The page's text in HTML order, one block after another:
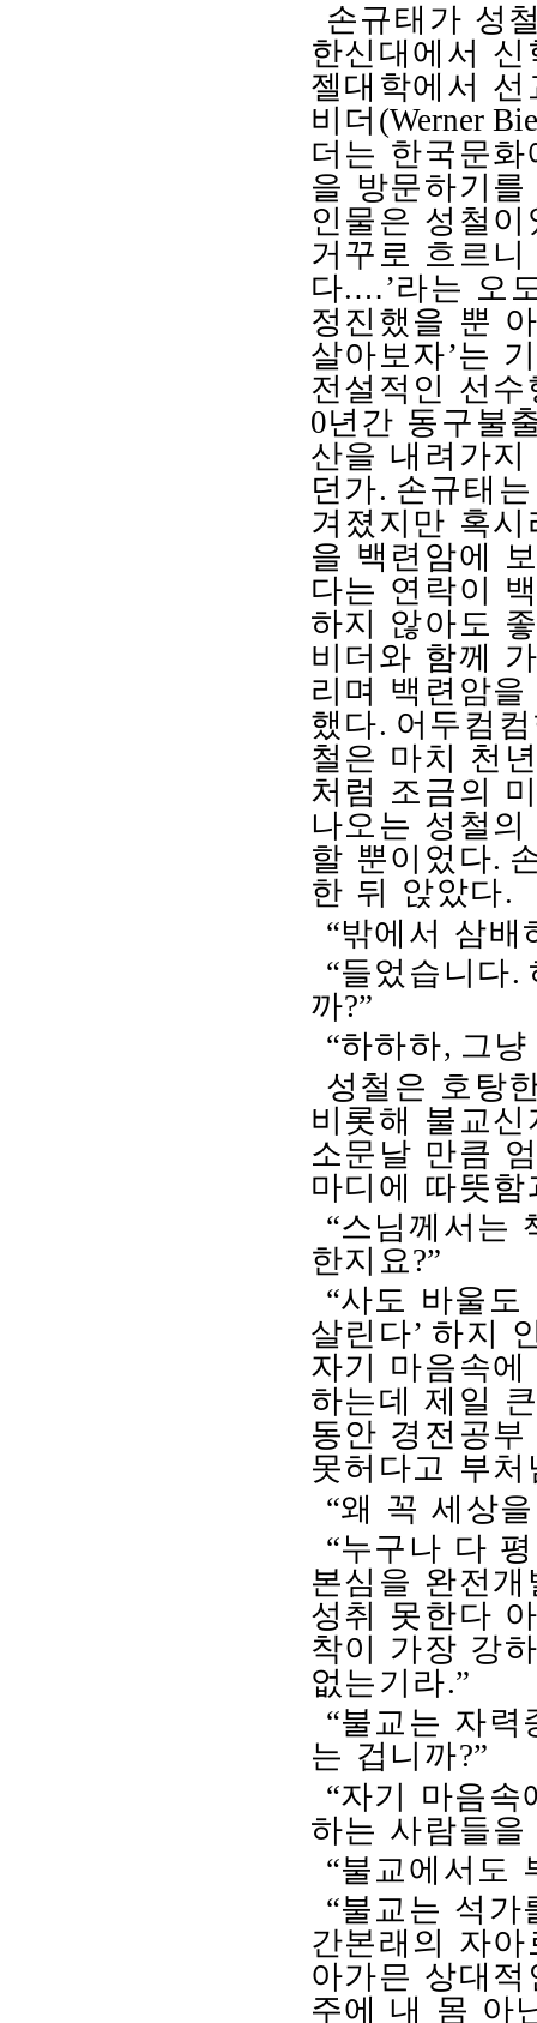
손규태가 성
한신대에서
젤대학에서
비더 (Werner
더는 한국문
을 방문하기
인물은 성철이
거꾸로 흐르
다.…’라는 오
정진했을 뿐
살아보자’는
전설적인 선수
0년간 동구불
산을 내려가
던가. 손규태
겨졌지만 혹
을 백련암에
다는 연락이
하지 않아도
비더와 함께
리며 백련암
했다. 어두컴
철은 마치 천
처럼 조금의
나오는 성철
할 뿐이었다.
한 뒤 앉았다.
“밖에서 삼배
“들었습니다.
까?”
“하하하, 그
성철은 호탕
비롯해 불교
소문날 만큼
마디에 따뜻
“스님께서는
한지요 ?”
“사도 바울도
살린다’ 하지
자기 마음속
하는데 제일
동안 경전공
못허다고 부
“왜 꼭 세상
“누구나 다
본심을 완전
성취 못한다
착이 가장 강
없는기라.”
“불교는 자
는 겁니까?”
“자기 마음속
하는 사람들
“불교에서도
“불교는 석
간본래의 자
아가믄 상대
주에 내 몸 아